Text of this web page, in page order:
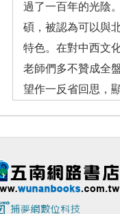
過了一百年的光陰
碩，被認為可以與
特色。在對中西文
老師們多不贊成全
望作一反省回思，